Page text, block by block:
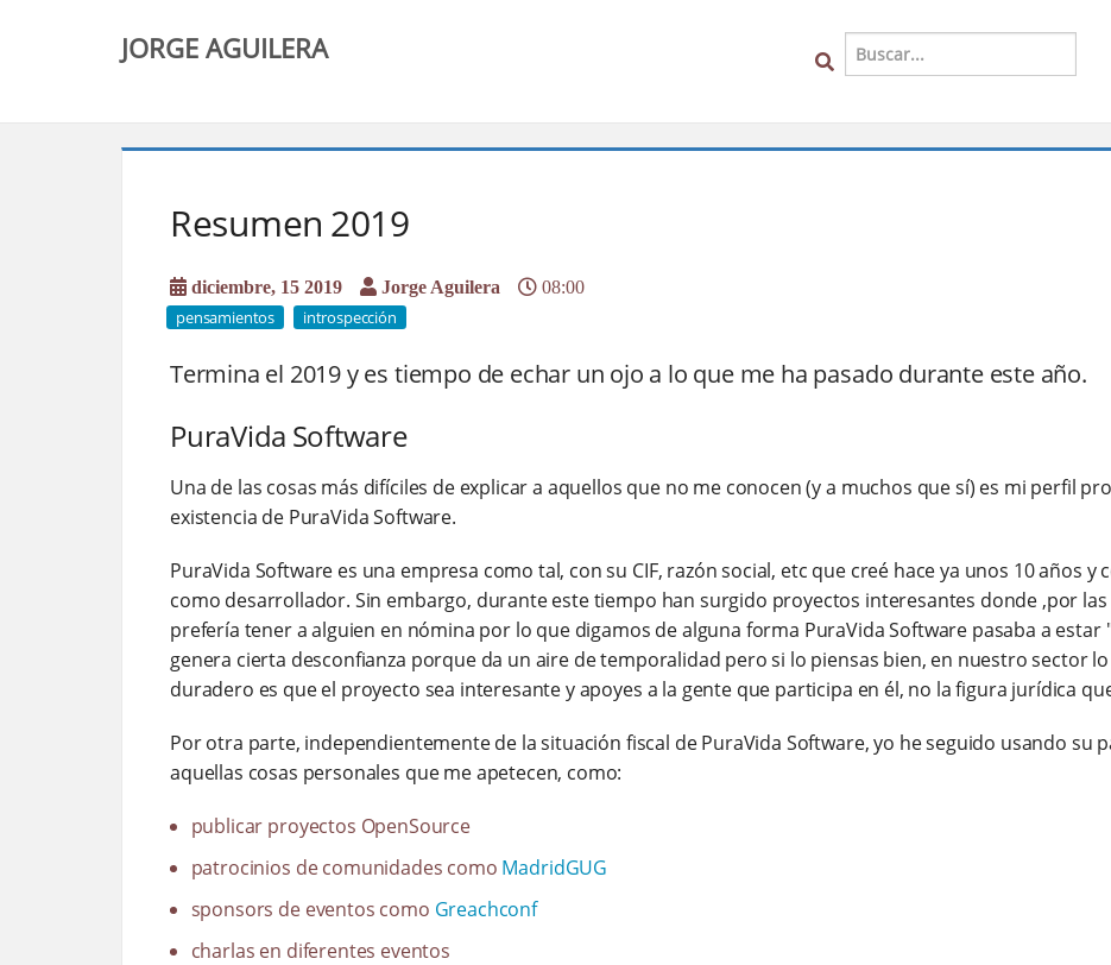
JORGE AGUILERA
Resumen 2019
diciembre, 15 2019 Jorge Aguilera 08:00
pensamientos introspección
Termina el 2019 y es tiempo de echar un ojo a lo que me ha pasado durante este año.
PuraVida Software
Una de las cosas más difíciles de explicar a aquellos que no me conocen (y a muchos que sí) es mi perfil
existencia de PuraVida Software.
PuraVida Software es una empresa como tal, con su CIF, razón social, etc que creé hace ya unos 10 años y
como desarrollador. Sin embargo, durante este tiempo han surgido proyectos interesantes donde ,por
prefería tener a alguien en nómina por lo que digamos de alguna forma PuraVida Software pasaba a estar
genera cierta desconfianza porque da un aire de temporalidad pero si lo piensas bien, en nuestro sector
duradero es que el proyecto sea interesante y apoyes a la gente que participa en él, no la figura jurídica
Por otra parte, independientemente de la situación fiscal de PuraVida Software, yo he seguido usando su
aquellas cosas personales que me apetecen, como:
publicar proyectos OpenSource
patrocinios de comunidades como MadridGUG
sponsors de eventos como Greachconf
charlas en diferentes eventos